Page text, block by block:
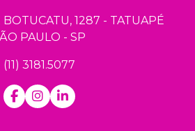
BOTUCATU, 1287 - TATUAPÉ
PAULO - SP
(11) 3181.5077